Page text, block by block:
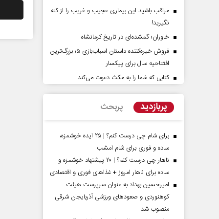
مراقب باشید این بیماری عجیب و غریب را از کنه
نگیرید!
خاوران؛ گمشده‌ای در تاریخ کرمانشاه
فروش خیره‌کننده داستان اسباب‌بازی ۵؛ بزرگ‌ترین
افتتاحیه سال برای پیکسار
کتابی که شما را به مکث دعوت می‌کند
پربازدید پربحث
برای شام چی درست کنم؟ | ۲۵ ایده خوشمزه،
ساده و فوری برای شام امشب
ناهار چی درست کنم؟ | ۲۰ پیشنهاد خوشمزه و
ساده برای ناهار امروز + غذاهای فوری و اقتصادی
امیرحسین بهداد به عنوان سرپرست هیئت
کوهنوردی و صعودهای ورزشی آذربایجان شرقی
منصوب شد
خلاف واقع آمریکا
مجلس